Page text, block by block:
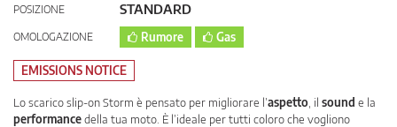
POSIZIONE STANDARD
OMOLOGAZIONE Rumore Gas
EMISSIONS NOTICE
Lo scarico slip-on Storm è pensato per migliorare l’aspetto , il sound e la
performancedella tua moto. È l’ideale per tutti coloro che vogliono